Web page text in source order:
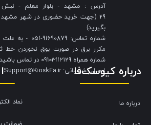
آدرس : مشهد - بلوار معلم -
29 (جهت خرید حضوری در شهر
بگیرید)
شماره تماس: 91690879-
مکرر برق در صورت بوق نخوردن خط
شماره همراه 09103112129 در تماس باشید.
​​​​​​​ایمیل پشتیبانی: Support@KioskFa.ir
نماد
درباره کیوسک‌فا
درباره ما